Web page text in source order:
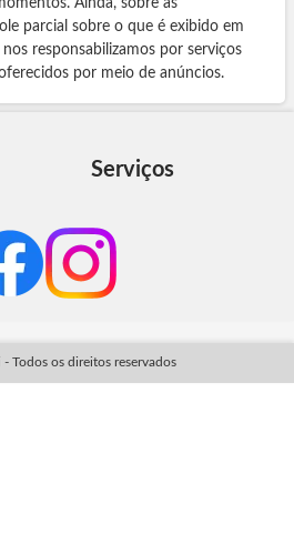
parcial sobre o que é exibido em
responsabilizamos por serviços
por meio de anúncios.
Serviços
Todos os direitos reservados